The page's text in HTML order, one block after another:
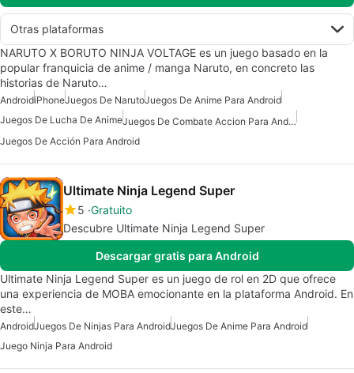
Otras plataformas
NARUTO X BORUTO NINJA VOLTAGE es un juego basado en la
popular franquicia de anime / manga Naruto, en concreto las
historias de Naruto…
AndroidiPhoneJuegos De NarutoJuegos De Anime Para Android
Juegos De Lucha De Anime
Juegos De Combate Accion Para Android
Juegos De Acción Para Android
Ultimate Ninja Legend Super
5 Gratuito
Descubre Ultimate Ninja Legend Super
Descargar gratis para Android
Ultimate Ninja Legend Super es un juego de rol en 2D que ofrece
una experiencia de MOBA emocionante en la plataforma Android. En
este…
AndroidJuegos De Ninjas Para AndroidJuegos De Anime Para Android
Juego Ninja Para Android